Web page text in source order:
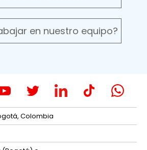
en nuestro equipo?
Colombia